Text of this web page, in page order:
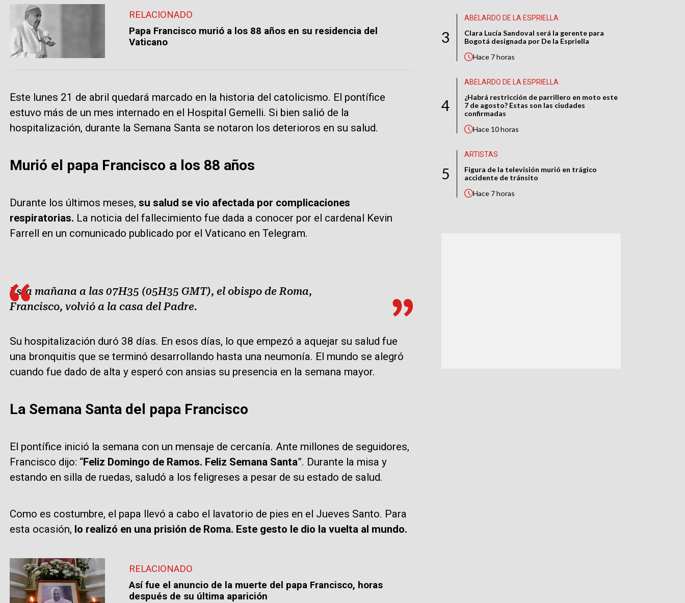
RELACIONADO
Papa Francisco murió a los 88 años en su residencia del
Vaticano
Este lunes 21 de abril quedará marcado en la historia del catolicismo. El pontífice
estuvo más de un mes internado en el Hospital Gemelli. Si bien salió de la
hospitalización, durante la Semana Santa se notaron los deterioros en su salud.
Murió el papa Francisco a los 88 años
Durante los últimos meses, su salud se vio afectada por complicaciones
respiratorias. La noticia del fallecimiento fue dada a conocer por el cardenal Kevin
Farrell en un comunicado publicado por el Vaticano en Telegram.
Esta mañana a las 07H35 (05H35 GMT), el obispo de Roma,
Francisco, volvió a la casa del Padre.
Su hospitalización duró 38 días. En esos días, lo que empezó a aquejar su salud fue
una bronquitis que se terminó desarrollando hasta una neumonía. El mundo se alegró
cuando fue dado de alta y esperó con ansias su presencia en la semana mayor.
La Semana Santa del papa Francisco
El pontífice inició la semana con un mensaje de cercanía. Ante millones de seguidores,
Francisco dijo: “Feliz Domingo de Ramos. Feliz Semana Santa”. Durante la misa y
estando en silla de ruedas, saludó a los feligreses a pesar de su estado de salud.
Como es costumbre, el papa llevó a cabo el lavatorio de pies en el Jueves Santo. Para
esta ocasión, lo realizó en una prisión de Roma. Este gesto le dio la vuelta al mundo.
RELACIONADO
Así fue el anuncio de la muerte del papa Francisco, horas
después de su última aparición
3
ABELARDO DE LA ESPRIELLA
Clara Lucía Sandoval será la gerente para
Bogotá designada por De la Espriella
Hace 7 horas
4
ABELARDO DE LA ESPRIELLA
¿Habrá restricción de parrillero en moto este
7 de agosto? Estas son las ciudades
confirmadas
Hace 10 horas
5
ARTISTAS
Figura de la televisión murió en trágico
accidente de tránsito
Hace 7 horas